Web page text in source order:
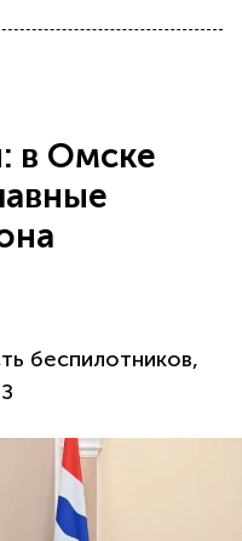
в Омске
беспилотников,